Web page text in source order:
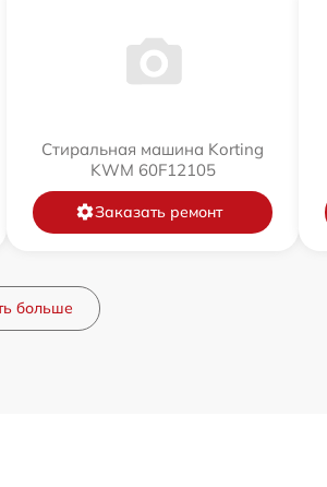
Стиральная машина Korting
KWM 60F12105
Заказать ремонт
больше